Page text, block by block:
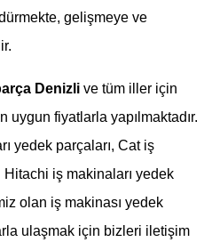
gelişmeye ve
Denizli ve tüm iller için
uygun fiyatlarla yapılmaktadır.
yedek parçaları, Cat iş
iş makinaları yedek
olan iş makinası yedek
ulaşmak için bizleri iletişim